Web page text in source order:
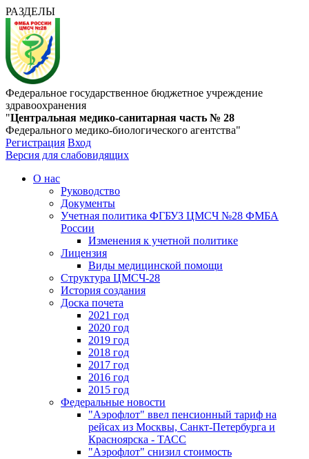
РАЗДЕЛЫ
Федеральное государственное бюджетное учреждение
здравоохранения
"Центральная медико-санитарная часть № 28
Федерального медико-биологического агентства"
Регистрация Вход
Версия для слабовидящих
О нас
Руководство
Документы
Учетная политика ФГБУЗ ЦМСЧ №28 ФМБА
России
Изменения к учетной политике
Лицензия
Виды медицинской помощи
Структура ЦМСЧ-28
История создания
Доска почета
2021 год
2020 год
2019 год
2018 год
2017 год
2016 год
2015 год
Федеральные новости
"Аэрофлот" ввел пенсионный тариф на
рейсах из Москвы, Санкт-Петербурга и
Красноярска - ТАСС
"Аэрофлот" снизил стоимость